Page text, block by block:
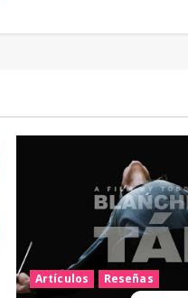
Artículos Reseñas